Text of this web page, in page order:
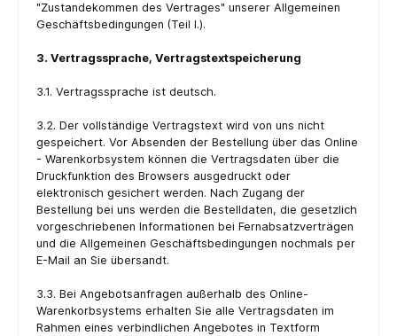
"Zustandekommen des Vertrages" unserer Allgemeinen
Geschäftsbedingungen (Teil I.).
3. Vertragssprache, Vertragstextspeicherung
3.1. Vertragssprache ist deutsch.
3.2. Der vollständige Vertragstext wird von uns nicht
gespeichert. Vor Absenden der Bestellung über das Online
- Warenkorbsystem können die Vertragsdaten über die
Druckfunktion des Browsers ausgedruckt oder
elektronisch gesichert werden. Nach Zugang der
Bestellung bei uns werden die Bestelldaten, die gesetzlich
vorgeschriebenen Informationen bei Fernabsatzverträgen
und die Allgemeinen Geschäftsbedingungen nochmals per
E-Mail an Sie übersandt.
3.3. Bei Angebotsanfragen außerhalb des Online-
Warenkorbsystems erhalten Sie alle Vertragsdaten im
Rahmen eines verbindlichen Angebotes in Textform